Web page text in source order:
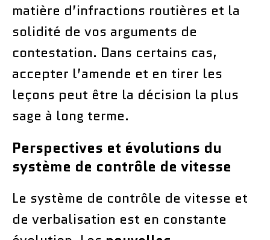
matière d’infractions routières et la
solidité de vos arguments de
contestation. Dans certains cas,
accepter l’amende et en tirer les
leçons peut être la décision la plus
sage à long terme.
Perspectives et évolutions du
système de contrôle de vitesse
Le système de contrôle de vitesse et
de verbalisation est en constante